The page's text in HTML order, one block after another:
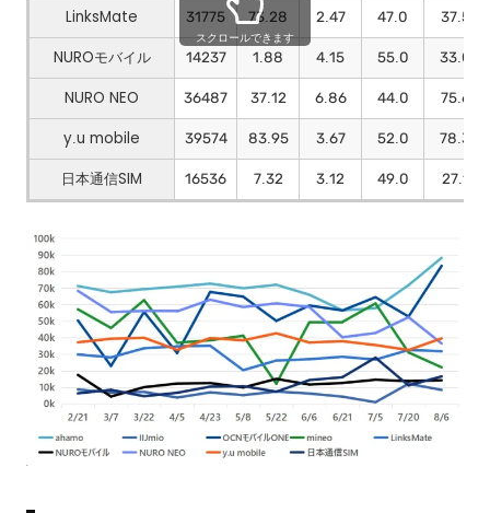
LinksMate
31775 73.28 2.47 47.0
37.5
NUROモバイル
14237 1.88 4.15 55.0
33.0
NURO NEO
36487 37.12 6.86 44.0
75.6
y.u mobile
39574 83.95 3.67 52.0
78.3
日本通信SIM
16536 7.32 3.12 49.0 27.1
スクロールできます